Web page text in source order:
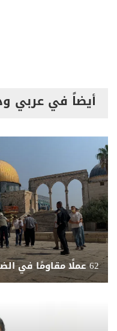
أيضاً في عربي
62 عملًا مقاومًا في الضفة والقدس خلال أسبوع